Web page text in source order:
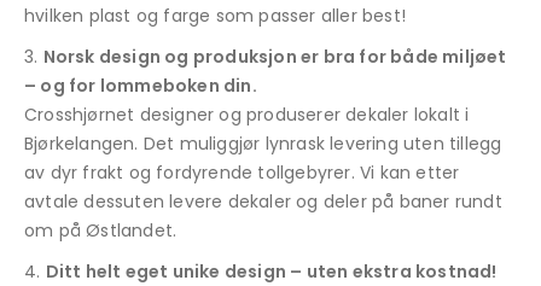
hvilken plast og farge som passer aller best!
Norsk design og produksjon er bra for både miljøet
– og for lommeboken din.
Crosshjørnet designer og produserer dekaler lokalt i
Bjørkelangen. Det muliggjør lynrask levering uten tillegg
av dyr frakt og fordyrende tollgebyrer. Vi kan etter
avtale dessuten levere dekaler og deler på baner rundt
om på Østlandet.
Ditt helt eget unike design – uten ekstra kostnad!